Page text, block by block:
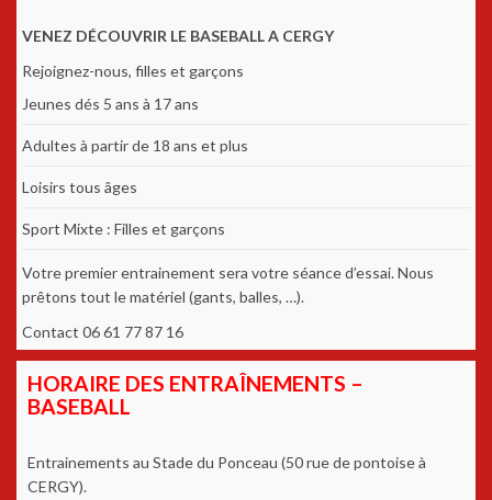
VENEZ DÉCOUVRIR LE BASEBALL A CERGY
Rejoignez-nous, filles et garçons
Jeunes dés 5 ans à 17 ans
Adultes à partir de 18 ans et plus
Loisirs tous âges
Sport Mixte : Filles et garçons
Votre premier entrainement sera votre séance d’essai. Nous
prêtons tout le matériel (gants, balles, …).
Contact 06 61 77 87 16
HORAIRE DES ENTRAÎNEMENTS –
BASEBALL
Entrainements au Stade du Ponceau (50 rue de pontoise à
CERGY).